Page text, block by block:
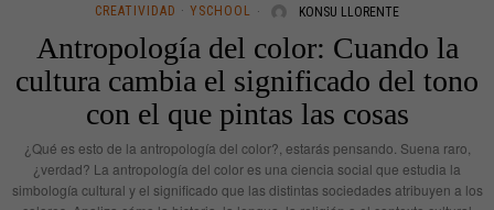
CREATIVIDAD · YSCHOOL KONSU LLORENTE
Antropología del color: Cuando la
cultura cambia el significado del tono
con el que pintas las cosas
¿Qué es esto de la antropología del color?, estarás pensando. Suena raro,
¿verdad? La antropología del color es una ciencia social que estudia la
simbología cultural y el significado que las distintas sociedades atribuyen a los